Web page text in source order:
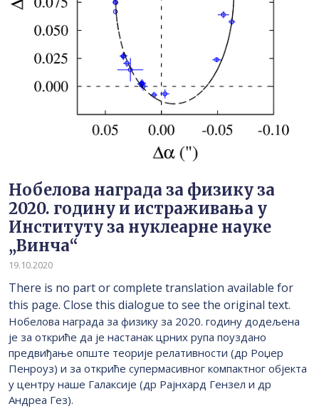
Нобелова награда за физику за
2020. годину и истраживања у
Институту за нуклеарне науке
„Винча“
19.10.2020
There is no part or complete translation available for
this page. Close this dialogue to see the original text.
Нобелова награда за физику за 2020. годину додељена
је за откриће да је настанак црних рупа поуздано
предвиђање опште теорије релативности (др Роџер
Пенроуз) и за откриће супермасивног компактног објекта
у центру наше Галаксије (др Рајнхард Гензел и др
Андреа Гез).